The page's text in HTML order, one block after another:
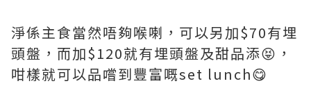
淨係主食當然唔夠喉喇，可以另加$70有埋
頭盤，而加$120就有埋頭盤及甜品添😝，
咁樣就可以品嚐到豐富嘅set lunch😋